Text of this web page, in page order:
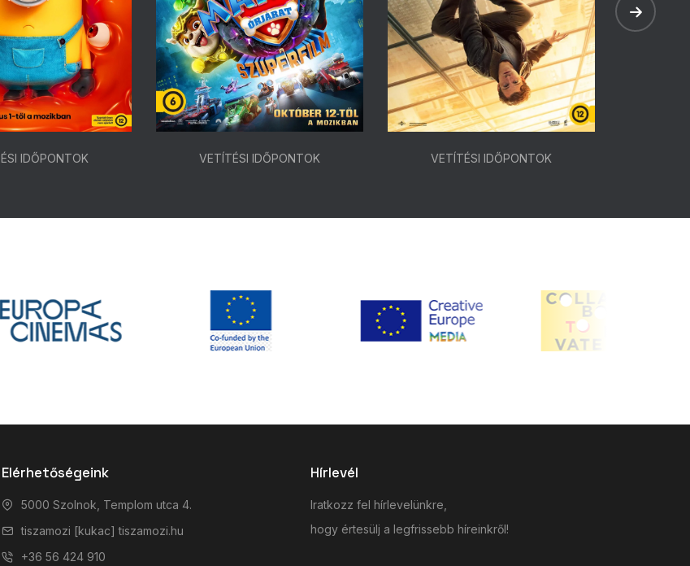
IDŐPONTOK VETÍTÉSI IDŐPONTOK VETÍTÉSI IDŐPONTOK
Elérhetőségeink
5000 Szolnok, Templom utca 4.
tiszamozi [kukac] tiszamozi.hu
+36 56 424 910
Hírlevél
Iratkozz fel hírlevelünkre,
hogy értesülj a legfrissebb híreinkről!